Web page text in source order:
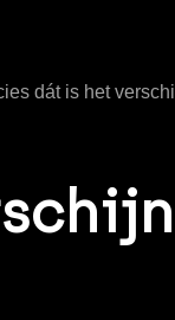
dát is het